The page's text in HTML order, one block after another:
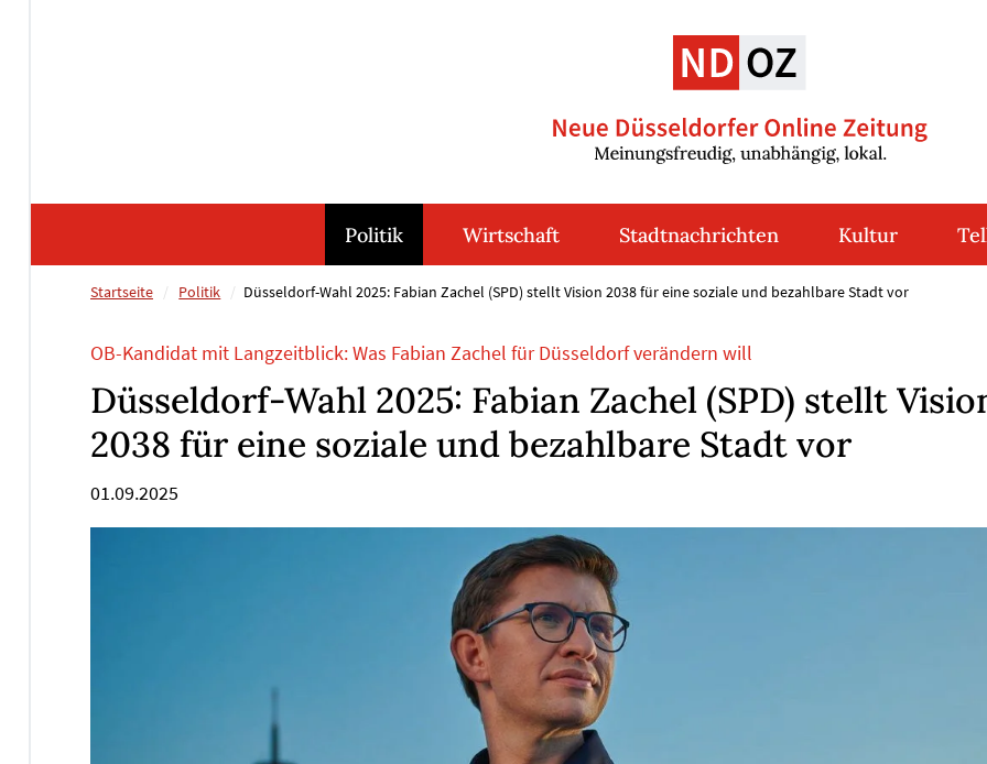
Politik Wirtschaft Stadtnachrichten Kultur
Startseite Politik Düsseldorf-Wahl 2025: Fabian Zachel (SPD) stellt Vision 2038 für eine soziale und bezahlbare Stadt vor
OB-Kandidat mit Langzeitblick: Was Fabian Zachel für Düsseldorf verändern will
Düsseldorf-Wahl 2025: Fabian Zachel (SPD) stellt
2038 für eine soziale und bezahlbare Stadt vor
01.09.2025